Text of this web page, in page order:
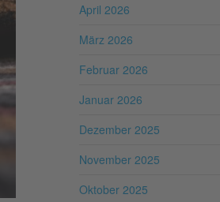
April 2026
März 2026
Februar 2026
Januar 2026
Dezember 2025
November 2025
Oktober 2025